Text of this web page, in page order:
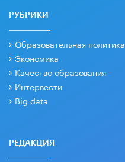
РУБРИКИ
Образовательная политика
Экономика
Качество образования
Интервести
Big data
РЕДАКЦИЯ